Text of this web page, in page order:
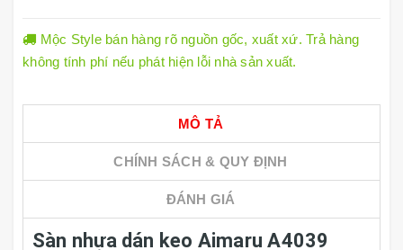
Mộc Style bán hàng rõ nguồn gốc, xuất xứ. Trả hàng
không tính phí nếu phát hiện lỗi nhà sản xuất.
MÔ TẢ
CHÍNH SÁCH & QUY ĐỊNH
ĐÁNH GIÁ
Sàn nhựa dán keo Aimaru A4039